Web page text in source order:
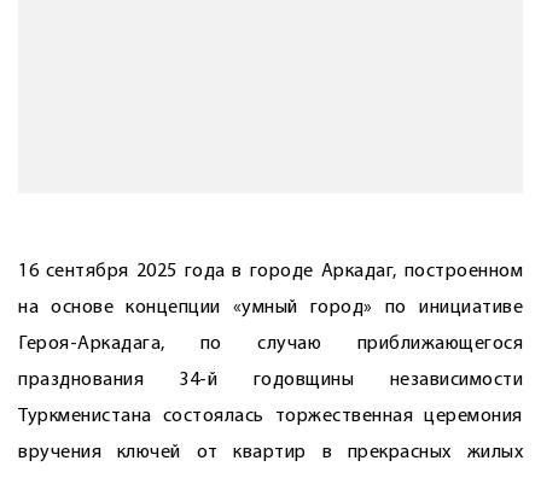
16 сентября 2025 года в городе Аркадаг, построенном
на основе концепции «умный город» по инициативе
Героя-Аркадага, по случаю приближающегося
празднования 34-й годовщины независимости
Туркменистана состоялась торжественная церемония
вручения ключей от квартир в прекрасных жилых